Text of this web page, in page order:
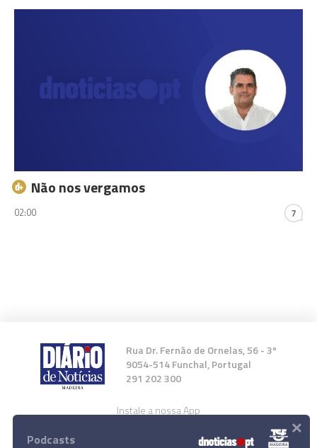
Não nos vergamos
02:00 7
Rua Dr. Fernão de Ornelas, 56 - 3º
9054-514 Funchal, Portugal
291 202 300
Instale a nossa App
Podcasts ×